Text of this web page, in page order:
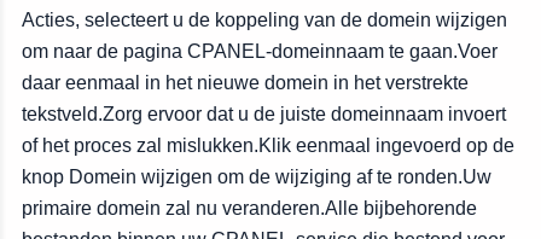
Acties, selecteert u de koppeling van de domein wijzigen
om naar de pagina CPANEL-domeinnaam te gaan.Voer
daar eenmaal in het nieuwe domein in het verstrekte
tekstveld.Zorg ervoor dat u de juiste domeinnaam invoert
of het proces zal mislukken.Klik eenmaal ingevoerd op de
knop Domein wijzigen om de wijziging af te ronden.Uw
primaire domein zal nu veranderen.Alle bijbehorende